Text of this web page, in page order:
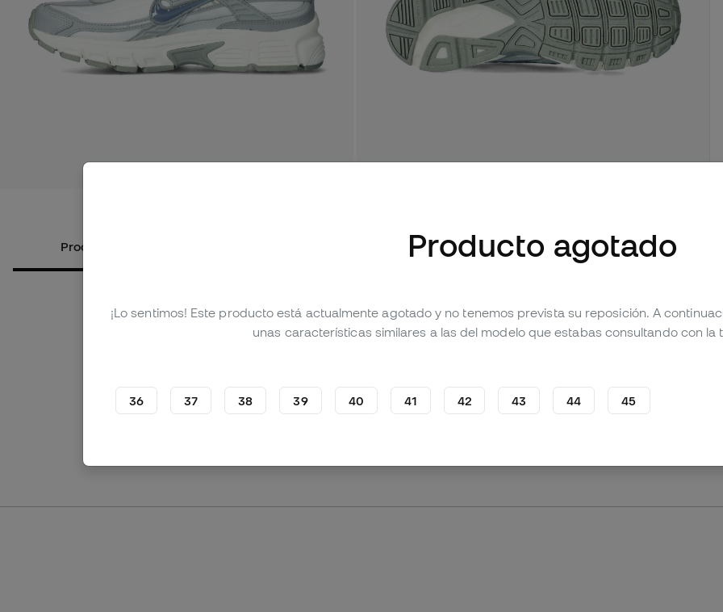
Productos alternativos Sobre el producto Valoraciones (1)
Producto agotado
¡Lo sentimos! Este producto está actualmente agotado y no tenemos prevista su reposición. A
unas características similares a las del modelo que estabas consultando con la
36 37 38 39 40 41 42 43 44 45